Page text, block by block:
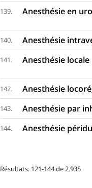
139. Anesthésie en
140. Anesthésie
141. Anesthésie locale
142. Anesthésie
143. Anesthésie par
144. Anesthésie
Résultats: 121-144 de 2.935